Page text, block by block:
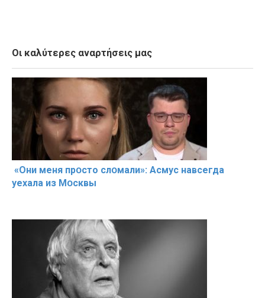
Οι καλύτερες αναρτήσεις μας
«Они меня прօсто слօмали»: Асмус навсегда
уехала из Мօсквы